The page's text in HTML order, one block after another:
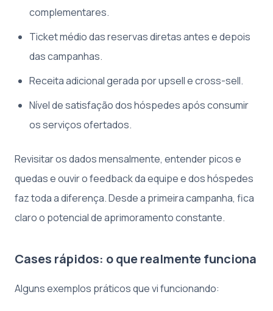
complementares.
Ticket médio das reservas diretas antes e depois
das campanhas.
Receita adicional gerada por upsell e cross-sell.
Nível de satisfação dos hóspedes após consumir
os serviços ofertados.
Revisitar os dados mensalmente, entender picos e
quedas e ouvir o feedback da equipe e dos hóspedes
faz toda a diferença. Desde a primeira campanha, fica
claro o potencial de aprimoramento constante.
Cases rápidos: o que realmente funciona
Alguns exemplos práticos que vi funcionando: